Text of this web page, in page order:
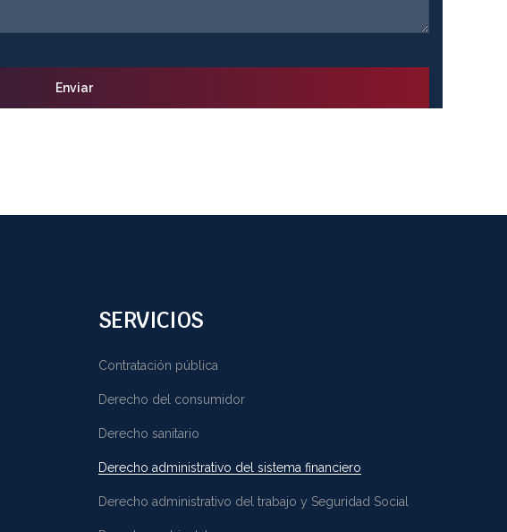
SERVICIOS
Contratación pública
Derecho del consumidor
Derecho sanitario
Derecho administrativo del sistema financiero
Derecho administrativo del trabajo y Seguridad Social